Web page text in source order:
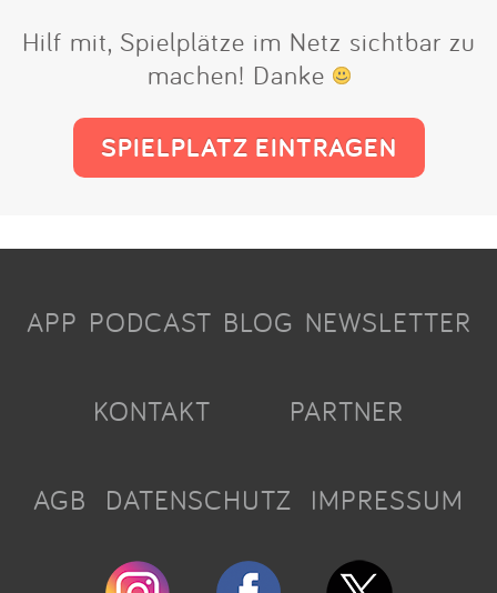
Hilf mit, Spielplätze im Netz sichtbar zu
machen! Danke
SPIELPLATZ EINTRAGEN
APP PODCAST BLOG NEWSLETTER
KONTAKT PARTNER
AGB DATENSCHUTZ IMPRESSUM